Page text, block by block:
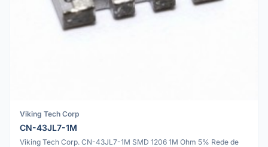
Viking Tech Corp
CN-43JL7-1M
Viking Tech Corp. CN-43JL7-1M SMD 1206 1M Ohm 5% Rede de